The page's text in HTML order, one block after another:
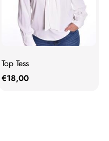
Top Tess
€18,00